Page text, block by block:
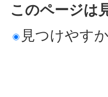
このページは
見つけやす